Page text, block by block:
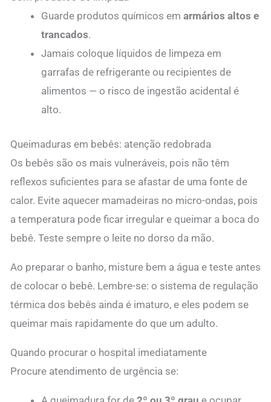
Guarde produtos químicos em armários altos e
trancados.
Jamais coloque líquidos de limpeza em
garrafas de refrigerante ou recipientes de
alimentos — o risco de ingestão acidental é
alto.
Queimaduras em bebês: atenção redobrada
Os bebês são os mais vulneráveis, pois não têm
reflexos suficientes para se afastar de uma fonte de
calor. Evite aquecer mamadeiras no micro-ondas, pois
a temperatura pode ficar irregular e queimar a boca do
bebê. Teste sempre o leite no dorso da mão.
Ao preparar o banho, misture bem a água e teste antes
de colocar o bebê. Lembre-se: o sistema de regulação
térmica dos bebês ainda é imaturo, e eles podem se
queimar mais rapidamente do que um adulto.
Quando procurar o hospital imediatamente
Procure atendimento de urgência se: